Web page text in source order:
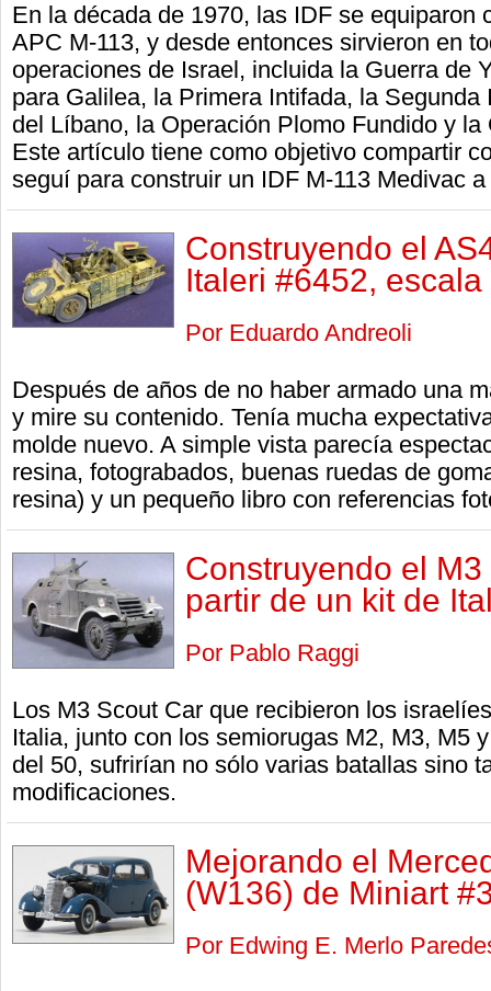
En la década de 1970, las IDF se equiparon
APC M-113, y desde entonces sirvieron en
operaciones de Israel, incluida la Guerra de
para Galilea, la Primera Intifada, la
del Líbano, la Operación Plomo Fundido y
Este artículo tiene como objetivo compartir
seguí para construir un IDF M-113 Medivac
Construyendo el
Italeri #6452,
Por Eduardo Andreoli
Después de años de no haber armado una
y mire su contenido. Tenía mucha
molde nuevo. A simple vista parecía
resina, fotograbados, buenas ruedas de
resina) y un pequeño libro con referencias
Construyendo el
partir de un kit de
Por Pablo Raggi
Los M3 Scout Car que recibieron los
Italia, junto con los semiorugas M2, M3, M5
del 50, sufrirían no sólo varias batallas sino
modificaciones.
Mejorando el
(W136) de Miniart
Por Edwing E. Merlo